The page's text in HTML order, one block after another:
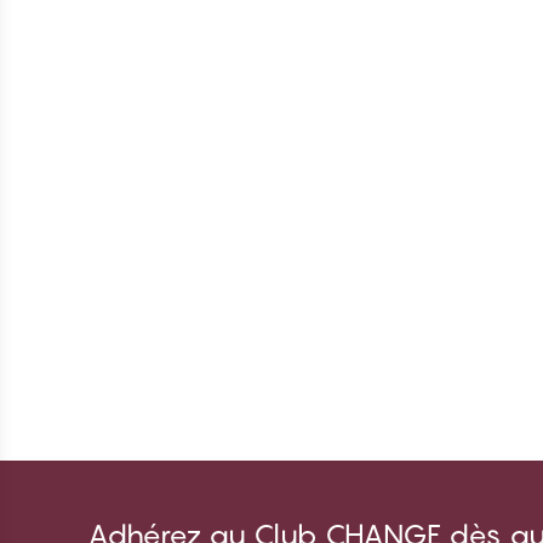
Adhérez au Club CHANGE dès